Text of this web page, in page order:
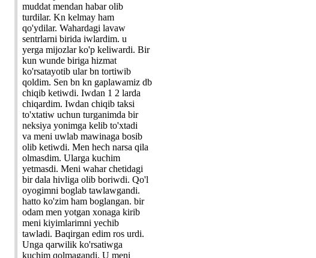
muddat mendan habar olib
turdilar. Kn kelmay ham
qo'ydilar. Wahardagi lavaw
sentrlarni birida iwlardim. u
yerga mijozlar ko'p keliwardi. Bir
kun wunde biriga hizmat
ko'rsatayotib ular bn tortiwib
qoldim. Sen bn kn gaplawamiz db
chiqib ketiwdi. Iwdan 1 2 larda
chiqardim. Iwdan chiqib taksi
to'xtatiw uchun turganimda bir
neksiya yonimga kelib to'xtadi
va meni uwlab mawinaga bosib
olib ketiwdi. Men hech narsa qila
olmasdim. Ularga kuchim
yetmasdi. Meni wahar chetidagi
bir dala hivliga olib boriwdi. Qo'l
oyogimni boglab tawlawgandi.
hatto ko'zim ham boglangan. bir
odam men yotgan xonaga kirib
meni kiyimlarimni yechib
tawladi. Baqirgan edim ros urdi.
Unga qarwilik ko'rsatiwga
kuchim qolmagandi. U meni